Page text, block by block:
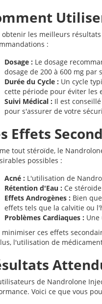
obtenir les meilleurs
:
Dosage : Le dosage
dosage de 200 à 600 mg par
Durée du Cycle : Un cycle
cette période pour éviter les
Suivi Médical : Il est
pour s'assurer de votre
Effets
tout stéroïde, le
possibles :
Acné : L'utilisation de
Rétention d'Eau : Ce
Effets Androgènes : Bien
effets tels que la calvitie ou
Problèmes Cardiaques :
minimiser ces effets
l'utilisation de
de Nandrolone
Voici ce que vous